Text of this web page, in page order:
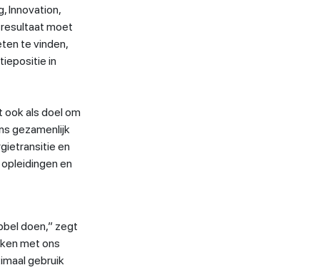
Innovation,
moet
te vinden,
in
als doel om
gezamenlijk
en
en
doen,” zegt
met ons
gebruik